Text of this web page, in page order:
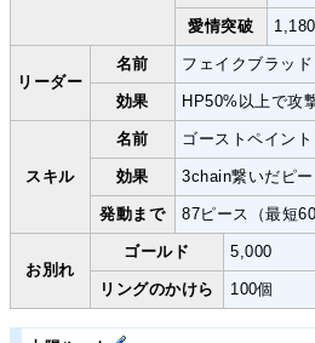
愛情突破 1,180
リーダー
名前 フェイクブラッド
効果 HP50%以上で攻
スキル
名前 ゴーストペイント
効果 3chain繋いだピ
発動まで 87ピース（最短60
お別れ
ゴールド 5,000
リングのかけら 100個